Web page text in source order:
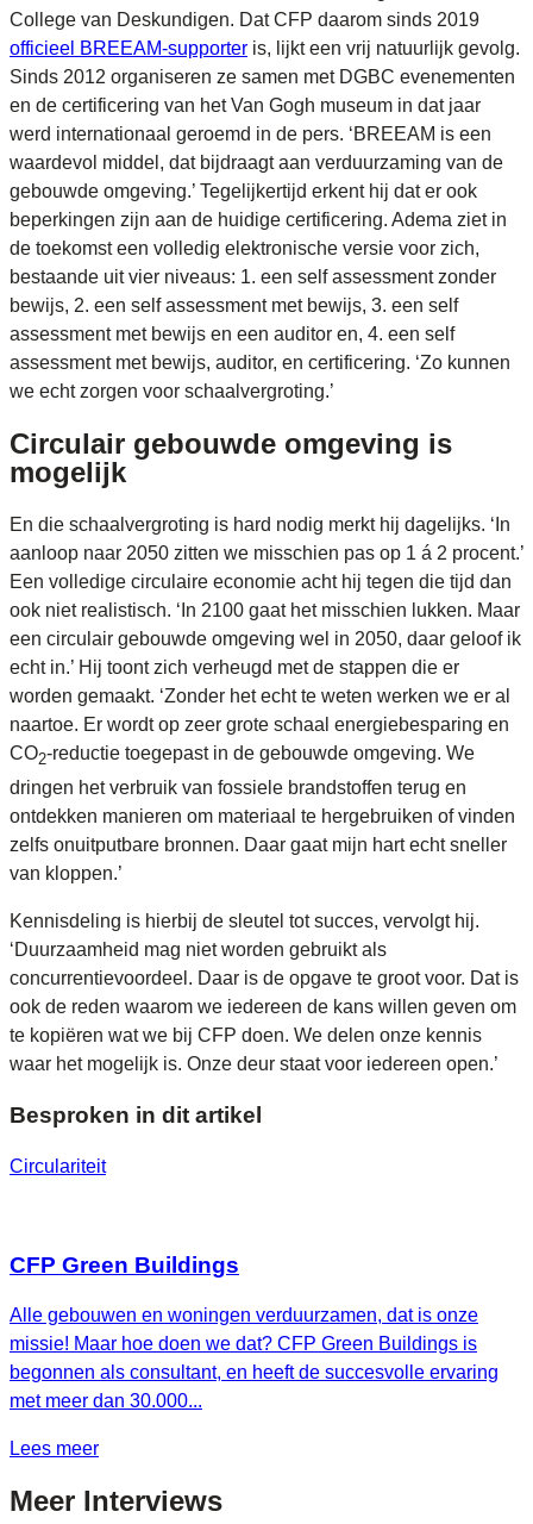
College van Deskundigen. Dat CFP daarom sinds 2019
officieel BREEAM-supporter is, lijkt een vrij natuurlijk gevolg.
Sinds 2012 organiseren ze samen met DGBC evenementen
en de certificering van het Van Gogh museum in dat jaar
werd internationaal geroemd in de pers. ‘BREEAM is een
waardevol middel, dat bijdraagt aan verduurzaming van de
gebouwde omgeving.’ Tegelijkertijd erkent hij dat er ook
beperkingen zijn aan de huidige certificering. Adema ziet in
de toekomst een volledig elektronische versie voor zich,
bestaande uit vier niveaus: 1. een self assessment zonder
bewijs, 2. een self assessment met bewijs, 3. een self
assessment met bewijs en een auditor en, 4. een self
assessment met bewijs, auditor, en certificering. ‘Zo kunnen
we echt zorgen voor schaalvergroting.’
Circulair gebouwde omgeving is
mogelijk
En die schaalvergroting is hard nodig merkt hij dagelijks. ‘In
aanloop naar 2050 zitten we misschien pas op 1 á 2 procent.’
Een volledige circulaire economie acht hij tegen die tijd dan
ook niet realistisch. ‘In 2100 gaat het misschien lukken. Maar
een circulair gebouwde omgeving wel in 2050, daar geloof ik
echt in.’ Hij toont zich verheugd met de stappen die er
worden gemaakt. ‘Zonder het echt te weten werken we er al
naartoe. Er wordt op zeer grote schaal energiebesparing en
CO2-reductie toegepast in de gebouwde omgeving. We
dringen het verbruik van fossiele brandstoffen terug en
ontdekken manieren om materiaal te hergebruiken of vinden
zelfs onuitputbare bronnen. Daar gaat mijn hart echt sneller
van kloppen.’
Kennisdeling is hierbij de sleutel tot succes, vervolgt hij.
‘Duurzaamheid mag niet worden gebruikt als
concurrentievoordeel. Daar is de opgave te groot voor. Dat is
ook de reden waarom we iedereen de kans willen geven om
te kopiëren wat we bij CFP doen. We delen onze kennis
waar het mogelijk is. Onze deur staat voor iedereen open.’
Besproken in dit artikel
Circulariteit
CFP Green Buildings
Alle gebouwen en woningen verduurzamen, dat is onze
missie! Maar hoe doen we dat? CFP Green Buildings is
begonnen als consultant, en heeft de succesvolle ervaring
met meer dan 30.000...
Lees meer
Meer Interviews